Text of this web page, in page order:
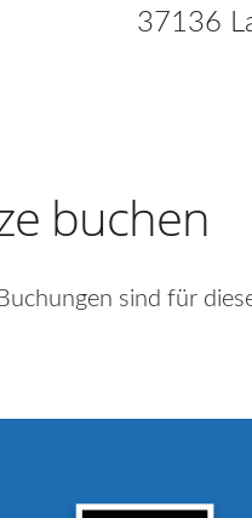
37136
buchen
sind für